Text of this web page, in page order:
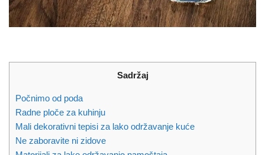
Sadržaj
Počnimo od poda
Radne ploče za kuhinju
Mali dekorativni tepisi za lako održavanje kuće
Ne zaboravite ni zidove